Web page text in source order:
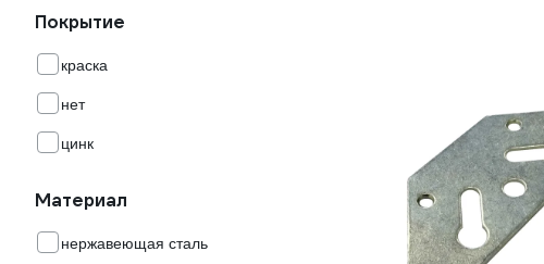
Покрытие
краска
нет
цинк
Материал
нержавеющая сталь